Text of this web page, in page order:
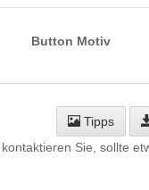
Button Motiv
Tipps
Sie, sollte